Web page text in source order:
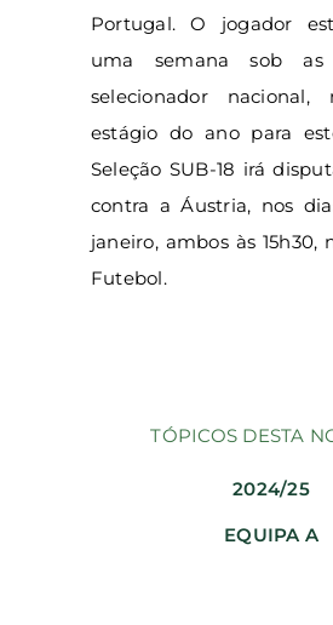
Portugal. O jogador
uma semana sob
selecionador
estágio do ano para
Seleção SUB-18 irá
contra a Áustria, nos
janeiro, ambos às 15h30,
Futebol.
TÓPICOS DESTA
2024/25
EQUIPA A